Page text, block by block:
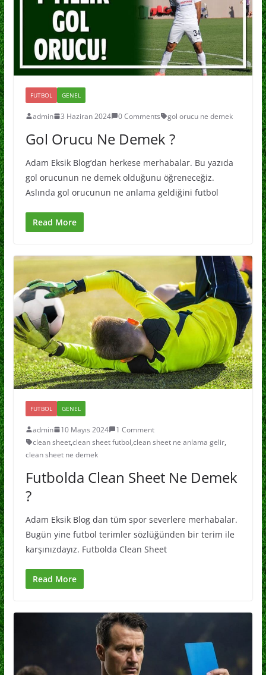
FUTBOL GENEL
admin 3 Haziran 2024 0 Comments gol orucu ne demek
Gol Orucu Ne Demek ?
Adam Eksik Blog’dan herkese merhabalar. Bu yazıda
gol orucunun ne demek olduğunu öğreneceğiz.
Aslında gol orucunun ne anlama geldiğini futbol
Read More
FUTBOL GENEL
admin 10 Mayıs 2024
1 Comment
clean sheet,clean sheet futbol,clean sheet ne anlama gelir,
clean sheet ne demek
Futbolda Clean Sheet Ne Demek
?
Adam Eksik Blog dan tüm spor severlere merhabalar.
Bugün yine futbol terimler sözlüğünden bir terim ile
karşınızdayız. Futbolda Clean Sheet
Read More